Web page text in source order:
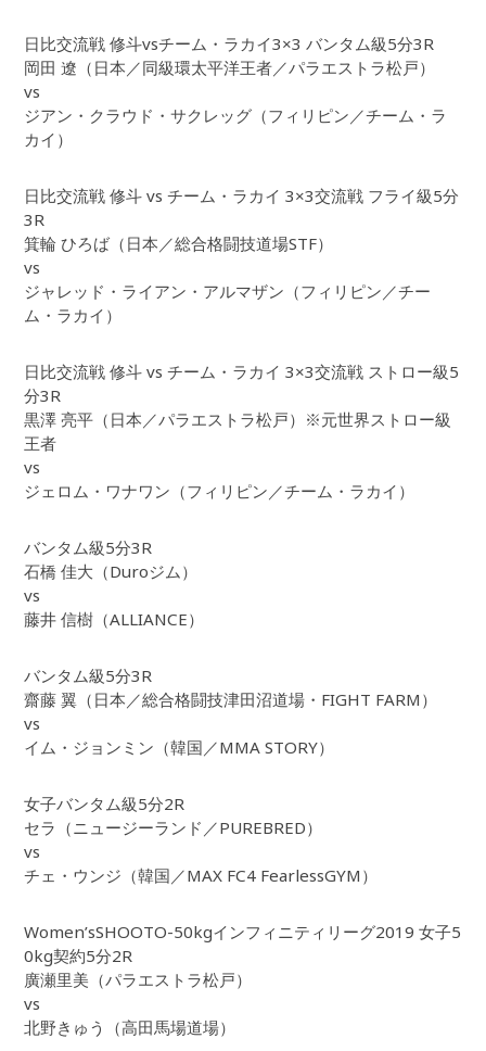
日比交流戦 修斗vsチーム・ラカイ3×3 バンタム級5分3R
岡田 遼（日本／同級環太平洋王者／パラエストラ松戸）
vs
ジアン・クラウド・サクレッグ（フィリピン／チーム・ラ
カイ）
日比交流戦 修斗 vs チーム・ラカイ 3×3交流戦 フライ級5分
3R
箕輪 ひろば（日本／総合格闘技道場STF）
vs
ジャレッド・ライアン・アルマザン（フィリピン／チー
ム・ラカイ）
日比交流戦 修斗 vs チーム・ラカイ 3×3交流戦 ストロー級5
分3R
黒澤 亮平（日本／パラエストラ松戸）※元世界ストロー級
王者
vs
ジェロム・ワナワン（フィリピン／チーム・ラカイ）
バンタム級5分3R
石橋 佳大（Duroジム）
vs
藤井 信樹（ALLIANCE）
バンタム級5分3R
齋藤 翼（日本／総合格闘技津田沼道場・FIGHT FARM）
vs
イム・ジョンミン（韓国／MMA STORY）
女子バンタム級5分2R
セラ（ニュージーランド／PUREBRED）
vs
チェ・ウンジ（韓国／MAX FC4 FearlessGYM）
Women’sSHOOTO-50kgインフィニティリーグ2019 女子5
0kg契約5分2R
廣瀬里美（パラエストラ松戸）
vs
北野きゅう（高田馬場道場）